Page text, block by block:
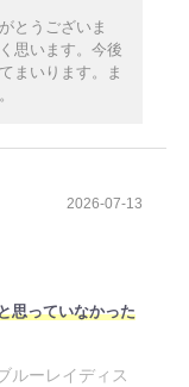
とうございま
思います。今後
まいります。ま
2026-07-13
思っていなかった
ルーレイディス